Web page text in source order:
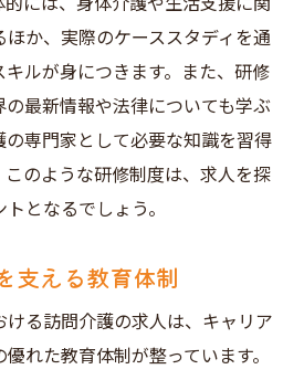
か、実際のケーススタディを通
キルが身につきます。また、研修
の最新情報や法律についても学ぶ
の専門家として必要な知識を習得
このような研修制度は、求人を探
となるでしょう。
支える教育体制
る訪問介護の求人は、キャリア
れた教育体制が整っています。